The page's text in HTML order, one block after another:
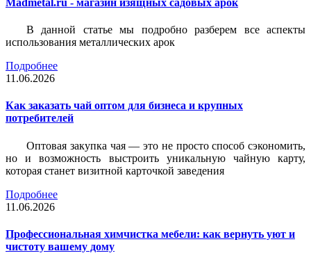
В данной статье мы подробно разберем все аспекты
использования металлических арок
Подробнее
11.06.2026
Как заказать чай оптом для бизнеса и крупных
потребителей
Оптовая закупка чая — это не просто способ сэкономить,
но и возможность выстроить уникальную чайную карту,
которая станет визитной карточкой заведения
Подробнее
11.06.2026
Профессиональная химчистка мебели: как вернуть уют и
чистоту вашему дому